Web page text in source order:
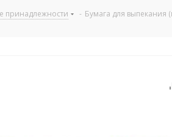
принадлежности - Бумага для выпекания